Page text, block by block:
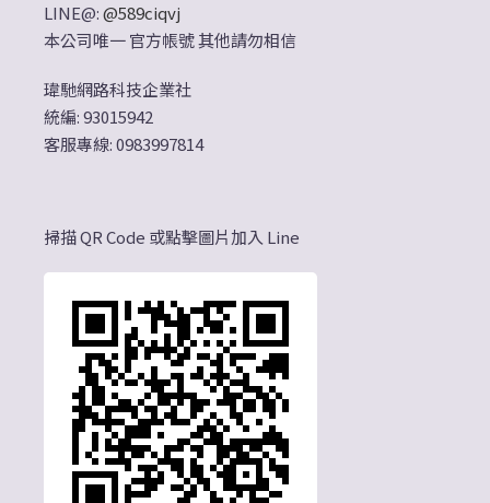
LINE@:@589ciqvj
本公司唯一 官方帳號 其他請勿相信
瑋馳網路科技企業社
統編: 93015942
客服專線: 0983997814
掃描 QR Code 或點擊圖片加入 Line